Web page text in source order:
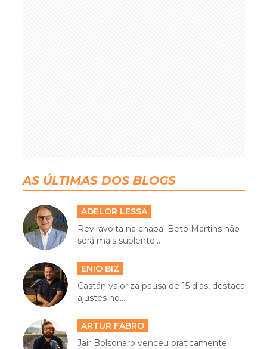
AS ÚLTIMAS DOS BLOGS
ADELOR LESSA
Reviravolta na chapa: Beto Martins não
será mais suplente...
ENIO BIZ
Castán valoriza pausa de 15 dias, destaca
ajustes no...
ARTUR FABRO
Jair Bolsonaro venceu praticamente